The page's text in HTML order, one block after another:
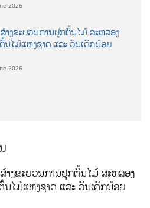
2026
າງຂະບວນການປູກຕົ້ນໄມ້ ສະຫລອງ
ນໄມ້ແຫ່ງຊາດ ແລະ ວັນເດັກນ້ອຍ
2026
າງຂະບວນການປູກຕົ້ນໄມ້ ສະຫລອງ
ນໄມ້ແຫ່ງຊາດ ແລະ ວັນເດັກນ້ອຍ